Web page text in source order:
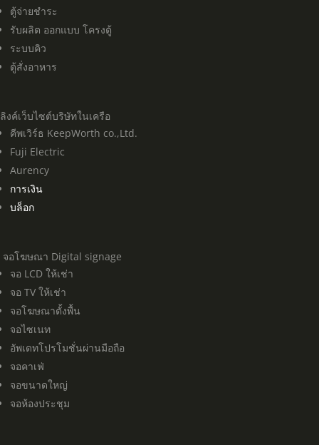
ตู้จ่ายชำระ
รับผลิต ออกแบบ โครงตู้
ระบบคิว
ตู้สั่งอาหาร
ลิงค์เว็บไซต์บริษัทในเครือ
คีพเวิร์ธ KeepWorth co.,Ltd.
Fuji Electric
Aurency
การเงิน
บล็อก
จอโฆษณา Digital signage
จอ LCD ให้เช่า
จอ TV ให้เช่า
จอโฆษณาตั้งพื้น
จอไซเนท
อัพเดทโปรโมชั่นผ่านมือถือ
จอคาเฟ่
จอขนาดใหญ่
จอห้องประชุม